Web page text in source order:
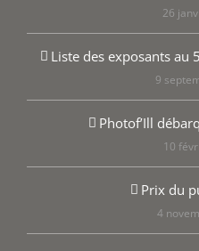
26
Liste des exposants au
9
Photof’Ill
10
Prix du
4